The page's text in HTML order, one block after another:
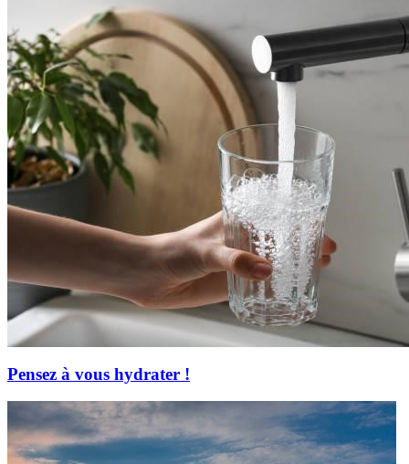
Pensez à vous hydrater !